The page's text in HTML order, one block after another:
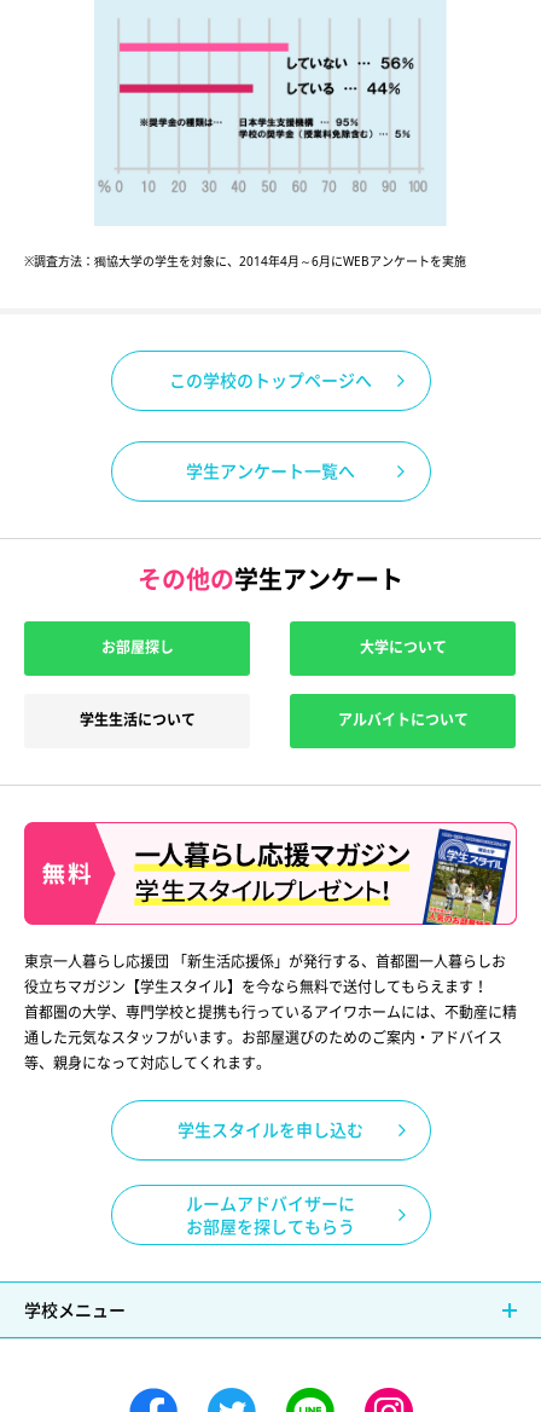
※調査方法：獨協大学の学生を対象に、2014年4月～6月にWEBアンケートを実施
この学校のトップページへ
学生アンケート一覧へ
その他の学生アンケート
お部屋探し 大学について
学生生活について アルバイトについて
東京一人暮らし応援団 「新生活応援係」が発行する、首都圏一人暮らしお
役立ちマガジン【学生スタイル】を今なら無料で送付してもらえます！
首都圏の大学、専門学校と提携も行っているアイワホームには、不動産に精
通した元気なスタッフがいます。お部屋選びのためのご案内・アドバイス
等、親身になって対応してくれます。
学生スタイルを申し込む
ルームアドバイザーに
お部屋を探してもらう
学校メニュー